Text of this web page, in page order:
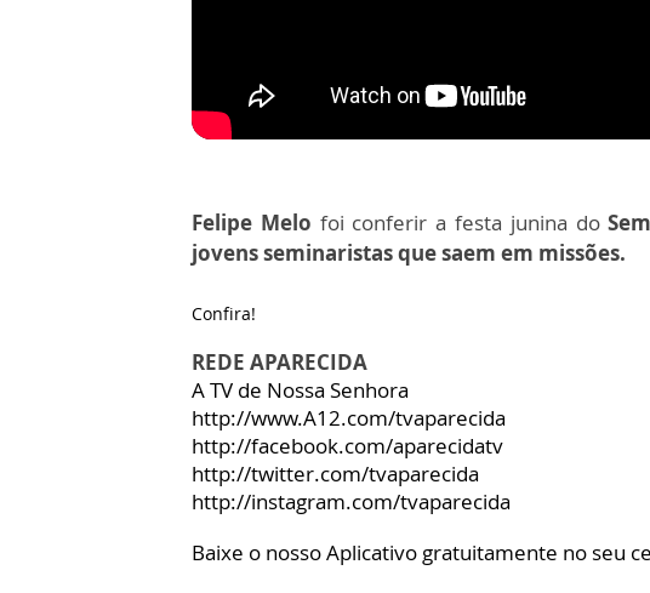
Felipe Melo foi conferir a festa junina do
jovens seminaristas que saem em missões.
Confira!
REDE APARECIDA
A TV de Nossa Senhora
http://www.A12.com/tvaparecida
http://facebook.com/aparecidatv
http://twitter.com/tvaparecida
http://instagram.com/tvaparecida
Baixe o nosso Aplicativo gratuitamente no seu